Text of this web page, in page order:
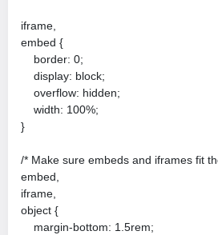
iframe,
embed {
border: 0;
display: block;
overflow: hidden;
width: 100%;
}
/* Make sure embeds and iframes fit
embed,
iframe,
object {
margin-bottom: 1.5rem;